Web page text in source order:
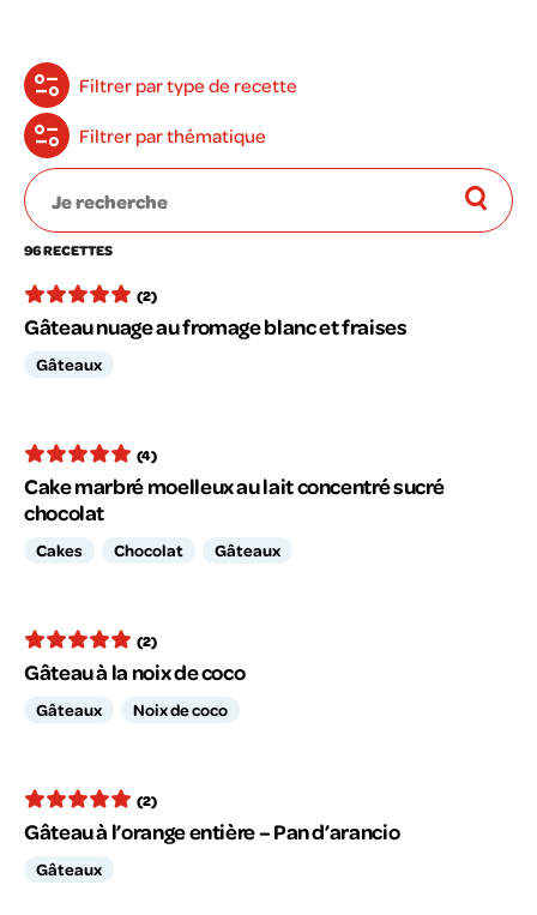
Filtrer par type de recette
Filtrer par thématique
96 RECETTES
(2)
Gâteau nuage au fromage blanc et fraises
Gâteaux
(4)
Cake marbré moelleux au lait concentré sucré
chocolat
Cakes Chocolat Gâteaux
(2)
Gâteau à la noix de coco
Gâteaux Noix de coco
(2)
Gâteau à l’orange entière – Pan d’arancio
Gâteaux